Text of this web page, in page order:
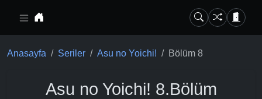
Anasayfa Seriler Asu no Yoichi! Bölüm 8
Asu no Yoichi! 8.Bölüm